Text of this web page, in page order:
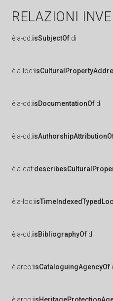
RELAZIONI
è a-cd:isSubjectOf di
è a-loc:
è a-cd:isDocumentationOf di
è a-cd:
è a-cat:
è a-loc:
è a-cd:isBibliographyOf di
è arco:isCataloguingAgencyOf